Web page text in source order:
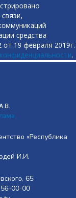
средства
19 февраля 2019 г.
.
«Республика
И.И.
65
00-00